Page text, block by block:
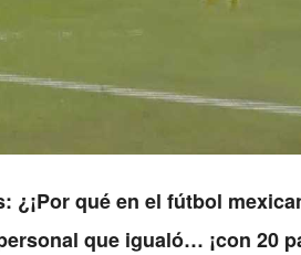
¿¡Por qué en el fútbol
que igualó… ¡con 20